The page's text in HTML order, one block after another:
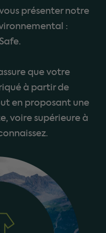
présenter notre
:
que votre
à partir de
en proposant une
voire supérieure à